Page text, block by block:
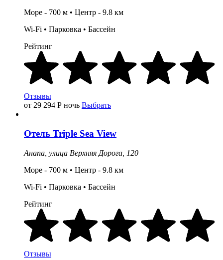
Море - 700 м • Центр - 9.8 км
Wi-Fi • Парковка • Бассейн
Рейтинг
Отзывы
от 29 294 Р ночь Выбрать
Отель Triple Sea View
Анапа, улица Верхняя Дорога, 120
Море - 700 м • Центр - 9.8 км
Wi-Fi • Парковка • Бассейн
Рейтинг
Отзывы